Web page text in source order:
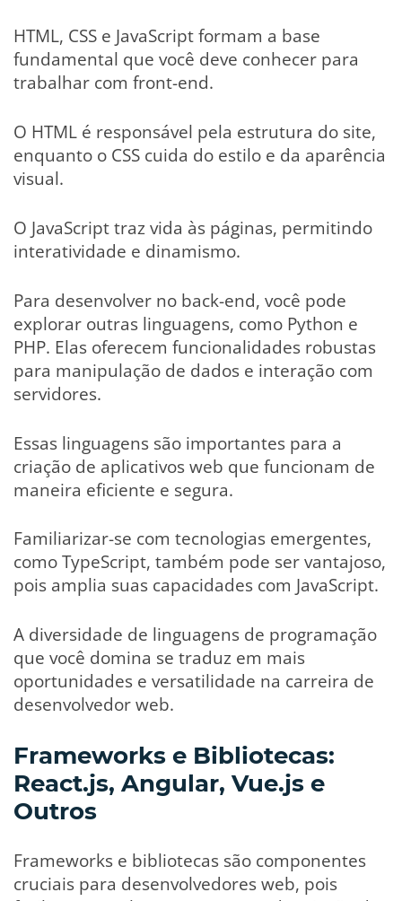
HTML, CSS e JavaScript formam a base
fundamental que você deve conhecer para
trabalhar com front-end.
O HTML é responsável pela estrutura do site,
enquanto o CSS cuida do estilo e da aparência
visual.
O JavaScript traz vida às páginas, permitindo
interatividade e dinamismo.
Para desenvolver no back-end, você pode
explorar outras linguagens, como Python e
PHP. Elas oferecem funcionalidades robustas
para manipulação de dados e interação com
servidores.
Essas linguagens são importantes para a
criação de aplicativos web que funcionam de
maneira eficiente e segura.
Familiarizar-se com tecnologias emergentes,
como TypeScript, também pode ser vantajoso,
pois amplia suas capacidades com JavaScript.
A diversidade de linguagens de programação
que você domina se traduz em mais
oportunidades e versatilidade na carreira de
desenvolvedor web.
Frameworks e Bibliotecas:
React.js, Angular, Vue.js e
Outros
Frameworks e bibliotecas são componentes
cruciais para desenvolvedores web, pois